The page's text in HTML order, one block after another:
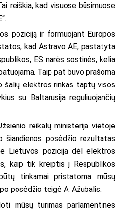
reiškia, kad visuose būsimuose
poziciją ir formuojant Europos
kad Astravo AE, pastatyta
ES narės sostinės, kelia
Taip pat buvo prašoma
šalių elektros rinkas taptų visos
su Baltarusija reguliuojančių
reikalų ministerija vietoje
šiandienos posėdžio rezultatas
Lietuvos pozicija dėl elektros
kaip tik kreiptis į Respublikos
tinkamai pristatoma mūsų
posėdžio teigė A. Ažubalis.
mūsų turimas parlamentinės